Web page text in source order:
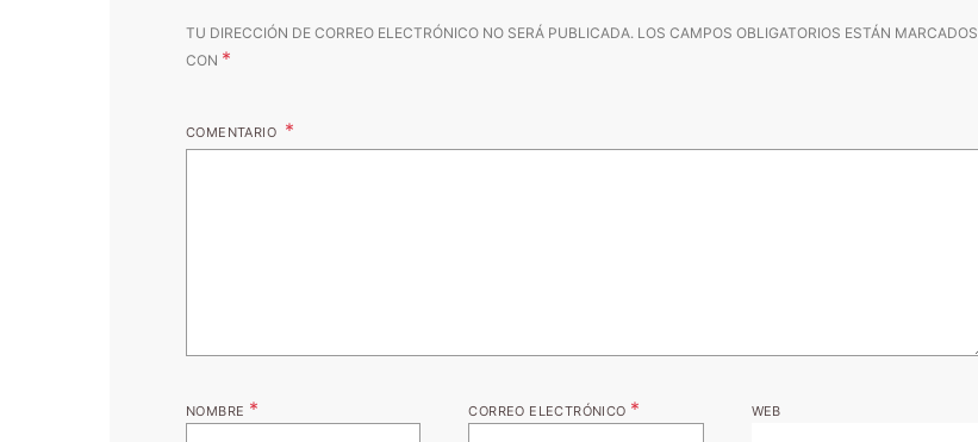
TU DIRECCIÓN DE CORREO ELECTRÓNICO NO SERÁ PUBLICADA. LOS CAMPOS OBLIGATORIOS ESTÁN MARCADOS
CON *
COMENTARIO
NOMBRE * CORREO ELECTRÓNICO * WEB